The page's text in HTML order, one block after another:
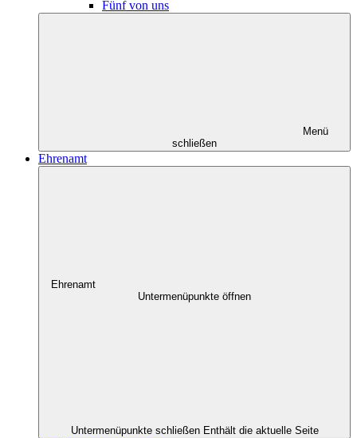
Fünf von uns
Menü
schließen
Ehrenamt
Ehrenamt
Untermenüpunkte öffnen
Untermenüpunkte schließen Enthält die aktuelle Seite